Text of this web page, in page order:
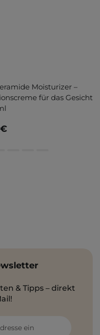
Moisturizer –
für das Gesicht
& Tipps – direkt
ein